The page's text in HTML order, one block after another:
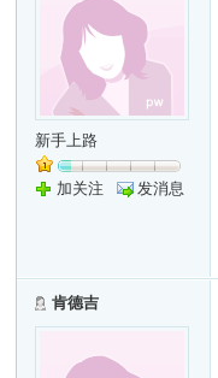
新手上路
加关注 发消息
肯德吉